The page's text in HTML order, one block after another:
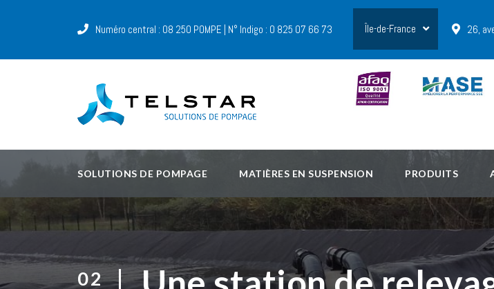
Numéro central : 08 250 POMPE | N° Indigo : 0 825 07 66 73 Île-de-France 26,
SOLUTIONS DE POMPAGE MATIÈRES EN SUSPENSION PRODUITS
02